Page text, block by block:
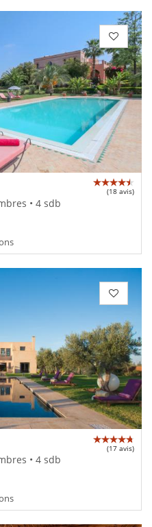
(18 avis)
• 4 sdb
(17 avis)
• 4 sdb